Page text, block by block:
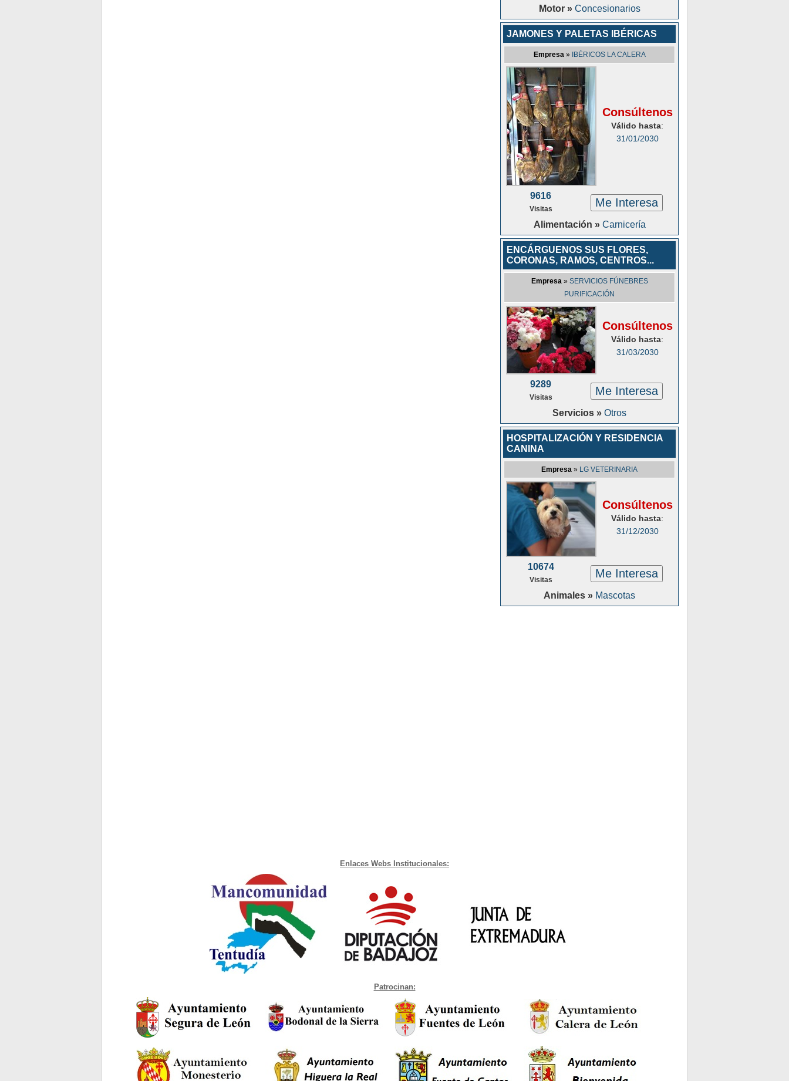
Motor » Concesionarios
JAMONES Y PALETAS IBÉRICAS
Empresa» IBÉRICOS LA CALERA
Consúltenos
Válido hasta:
31/01/2030
9616
Visitas Me Interesa
Alimentación » Carnicería
ENCÁRGUENOS SUS FLORES,
CORONAS, RAMOS, CENTROS...
Empresa» SERVICIOS FÚNEBRES
PURIFICACIÓN
Consúltenos
Válido hasta:
31/03/2030
9289
Visitas Me Interesa
Servicios » Otros
HOSPITALIZACIÓN Y RESIDENCIA
CANINA
Empresa » LG VETERINARIA
Consúltenos
Válido hasta:
31/12/2030
10674
Visitas Me Interesa
Animales » Mascotas
Enlaces Webs Institucionales:
Patrocinan: